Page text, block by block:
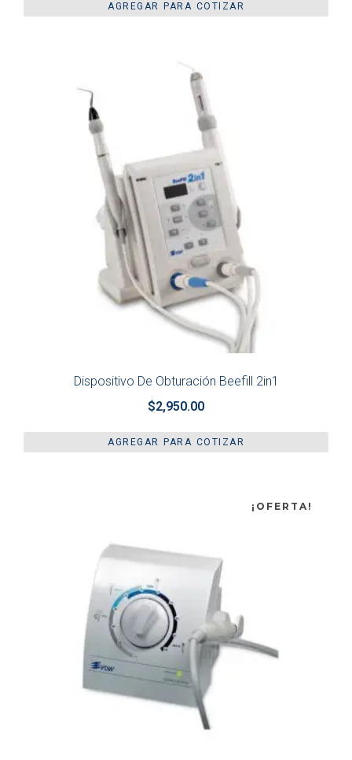
AGREGAR PARA COTIZAR
Dispositivo De Obturación Beefill 2in1
$2,950.00
AGREGAR PARA COTIZAR
¡OFERTA!